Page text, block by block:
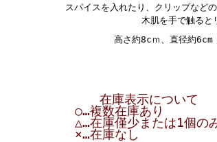
スパイスを入れたり、クリップなど
木肌を手で触ると
高さ約8cｍ、直径約6cm
在庫表示について
○…複数在庫あり
△…在庫僅少または1個の
×…在庫なし